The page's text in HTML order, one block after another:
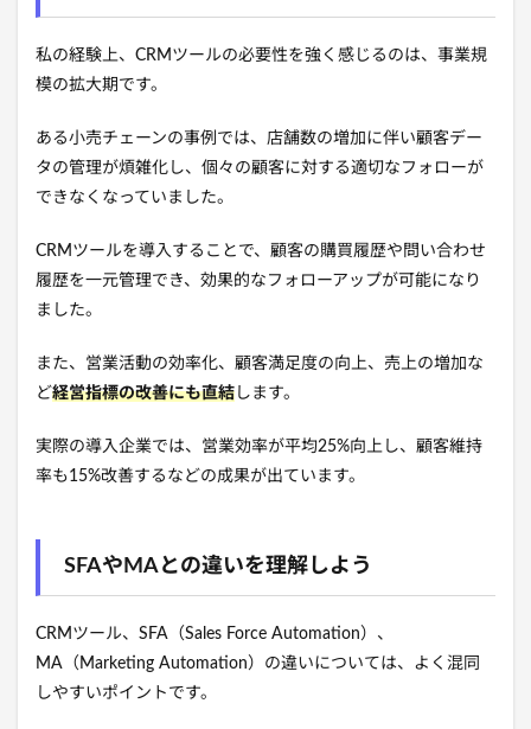
私の経験上、CRMツールの必要性を強く感じるのは、事業規
模の拡大期です。
ある小売チェーンの事例では、店舗数の増加に伴い顧客デー
タの管理が煩雑化し、個々の顧客に対する適切なフォローが
できなくなっていました。
CRMツールを導入することで、顧客の購買履歴や問い合わせ
履歴を一元管理でき、効果的なフォローアップが可能になり
ました。
また、営業活動の効率化、顧客満足度の向上、売上の増加な
ど経営指標の改善にも直結 します。
実際の導入企業では、営業効率が平均25%向上し、顧客維持
率も15%改善するなどの成果が出ています。
SFAやMAとの違いを理解しよう
CRMツール、SFA（Sales Force Automation）、
MA（Marketing Automation）の違いについては、よく混同
しやすいポイントです。